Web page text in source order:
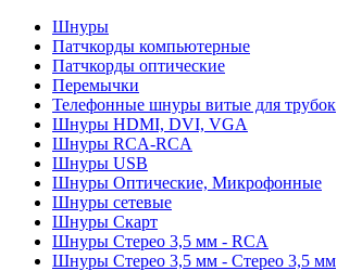
Шнуры
Патчкорды компьютерные
Патчкорды оптические
Перемычки
Телефонные шнуры витые для трубок
Шнуры HDMI, DVI, VGA
Шнуры RCA-RCA
Шнуры USB
Шнуры Оптические, Микрофонные
Шнуры сетевые
Шнуры Скарт
Шнуры Стерео 3,5 мм - RCA
Шнуры Стерео 3,5 мм - Стерео 3,5 мм